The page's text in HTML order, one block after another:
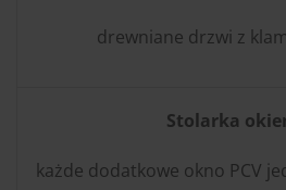
drewniane drzwi z
Stolarka
każde dodatkowe okno PCV